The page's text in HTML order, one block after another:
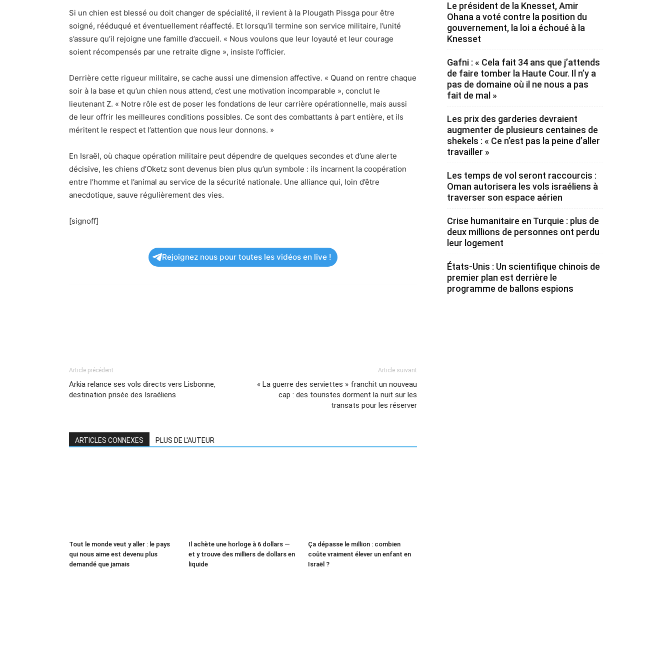
Si un chien est blessé ou doit changer de spécialité, il revient à la Plougath Pissga pour être
soigné, rééduqué et éventuellement réaffecté. Et lorsqu’il termine son service militaire, l’unité
s’assure qu’il rejoigne une famille d’accueil. « Nous voulons que leur loyauté et leur courage
soient récompensés par une retraite digne », insiste l’officier.
Derrière cette rigueur militaire, se cache aussi une dimension affective. « Quand on rentre chaque
soir à la base et qu’un chien nous attend, c’est une motivation incomparable », conclut le
lieutenant Z. « Notre rôle est de poser les fondations de leur carrière opérationnelle, mais aussi
de leur offrir les meilleures conditions possibles. Ce sont des combattants à part entière, et ils
méritent le respect et l’attention que nous leur donnons. »
En Israël, où chaque opération militaire peut dépendre de quelques secondes et d’une alerte
décisive, les chiens d’Oketz sont devenus bien plus qu’un symbole : ils incarnent la coopération
entre l’homme et l’animal au service de la sécurité nationale. Une alliance qui, loin d’être
anecdotique, sauve régulièrement des vies.
[signoff]
Rejoignez nous pour toutes les vidéos en live !
Article précédent
Arkia relance ses vols directs vers Lisbonne,
destination prisée des Israéliens
Article suivant
« La guerre des serviettes » franchit un nouveau
cap : des touristes dorment la nuit sur les
transats pour les réserver
ARTICLES CONNEXES PLUS DE L'AUTEUR
Tout le monde veut y aller : le pays
qui nous aime est devenu plus
demandé que jamais
Il achète une horloge à 6 dollars —
et y trouve des milliers de dollars en
liquide
Ça dépasse le million : combien
coûte vraiment élever un enfant en
Israël ?
Le président de la Knesset, Amir
Ohana a voté contre la position du
gouvernement, la loi a échoué à la
Knesset
Gafni : « Cela fait 34 ans que j’attends
de faire tomber la Haute Cour. Il n’y a
pas de domaine où il ne nous a pas
fait de mal »
Les prix des garderies devraient
augmenter de plusieurs centaines de
shekels : « Ce n’est pas la peine d’aller
travailler »
Les temps de vol seront raccourcis :
Oman autorisera les vols israéliens à
traverser son espace aérien
Crise humanitaire en Turquie : plus de
deux millions de personnes ont perdu
leur logement
États-Unis : Un scientifique chinois de
premier plan est derrière le
programme de ballons espions